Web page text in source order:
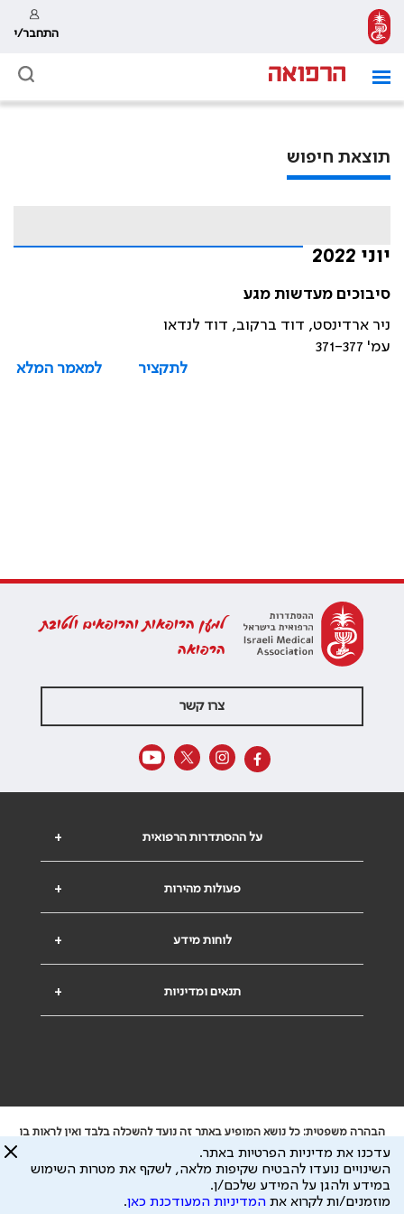
התחבר/י
תוצאת חיפוש
יוני 2022
סיבוכים מעדשות מגע
ניר ארדינסט, דוד ברקוב, דוד לנדאו
עמ' 371-377
לתקציר
למאמר המלא
למען הרופאות והרופאים ולטובת
הרפואה
צרו קשר
+ על ההסתדרות הרפואית
+ פעולות מהירות
+ לוחות מידע
+ תנאים ומדיניות
הבהרה משפטית: כל נושא המופיע באתר זה נועד להשכלה בלבד ואין לראות בו
ייעוץ רפואי או משפטי. אין הר"י אחראית לתוכן המתפרסם באתר זה ולכל נזק
שעלול להיגרם.
ידוע לי שהר"י אוספת ושומרת מידע אישי לצורך מתן השרות וכי חלק ממנו עשוי
להיות מועבר לצדדים שלישיים, הכל בכפוף למדיניות הפרטיות
עדכנו את מדיניות הפרטיות באתר.
השינויים נועדו להבטיח שקיפות מלאה, לשקף את מטרות השימוש
במידע ולהגן על המידע שלכם/ן.
מוזמנים/ות לקרוא את המדיניות המעודכנת כאן.